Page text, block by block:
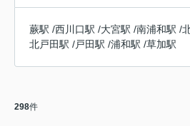
蕨駅 /西川口駅 /大宮駅 /南浦和駅 /
北戸田駅 /戸田駅 /浦和駅 /草加駅
298件